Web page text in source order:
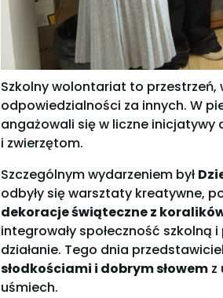
Szkolny wolontariat to
odpowiedzialności za innych. W
angażowali się w liczne
i zwierzętom.
Szczególnym wydarzeniem był
odbyły się warsztaty kreatywne,
dekoracje świąteczne z
integrowały społeczność szkolną
działanie. Tego dnia
słodkościami i dobrym słowemz
uśmiech.